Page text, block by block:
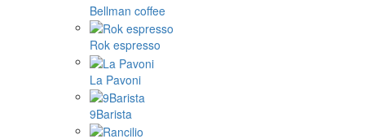
Bellman coffee
Rok espresso
La Pavoni
9Barista